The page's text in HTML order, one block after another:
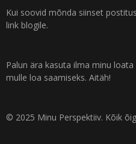
Kui soovid mõnda siinset
link blogile.
Palun ära kasuta ilma minu
mulle loa saamiseks. Aitäh!
© 2025 Minu Perspektiiv. Kõik